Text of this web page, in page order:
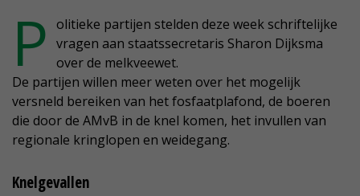
P olitieke partijen stelden deze week schriftelijke
vragen aan staatssecretaris Sharon Dijksma
over de melkveewet.
De partijen willen meer weten over het mogelijk
versneld bereiken van het fosfaatplafond, de boeren
die door de AMvB in de knel komen, het invullen van
regionale kringlopen en weidegang.
Knelgevallen